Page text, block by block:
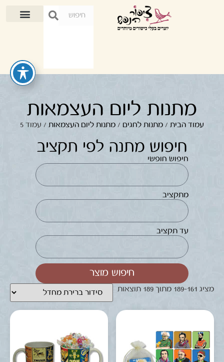
מתנות ליום העצמאות
עמוד הבית / מתנות לחגים / מתנות ליום העצמאות / עמוד 5
חיפוש מתנה לפי תקציב
חיפוש חופשי
מתקציב
עד תקציב
חיפוש מוצר
מציג 161–189 מתוך 189 תוצאות